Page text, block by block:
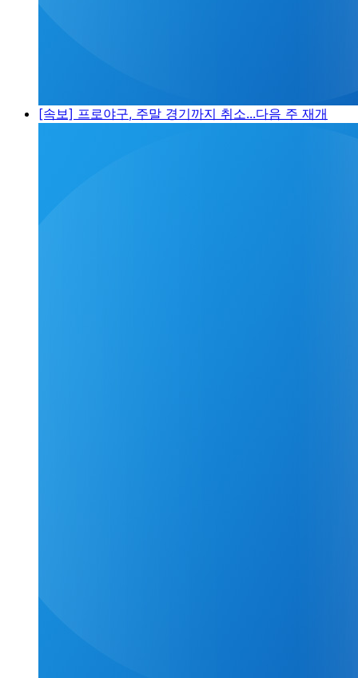
[속보] 프로야구, 주말 경기까지 취소...다음 주 재개